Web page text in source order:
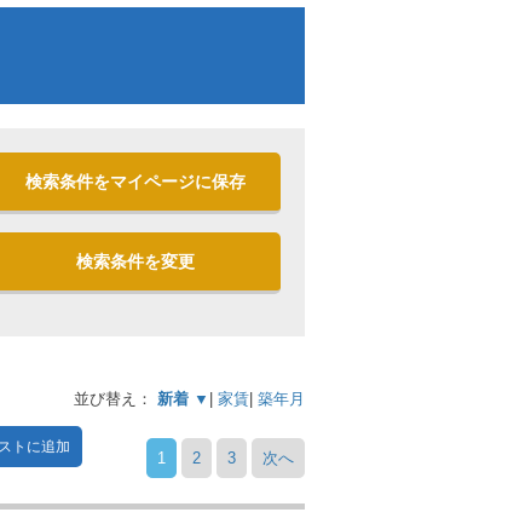
検索条件をマイページに保存
検索条件を変更
並び替え： 新着 ▼ 家賃 築年月
トに追加
1 2 3 次へ